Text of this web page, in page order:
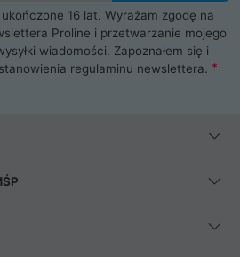
graficzne, płyty główne, pamięci,
Nasi pracownicy pomogą Ci wybrać
oraz obudowę do komputera.
również najlepsze na rynku
jak Xiaomi, Apple, Samsung i
już to wszystko, możesz
16 lat. Wyrażam zgodę na
Proline i przetwarzanie mojego
wiadomości. Zapoznałem się i
regulaminu newslettera.